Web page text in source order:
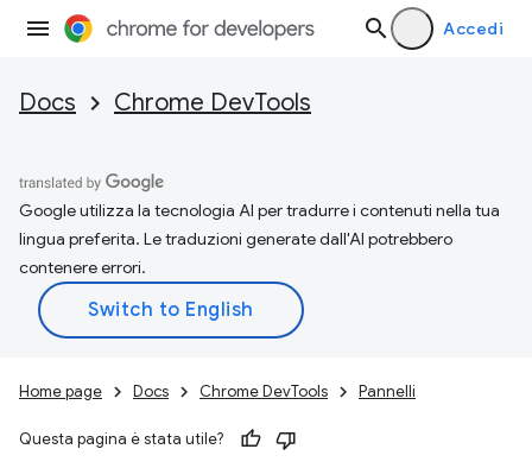
Accedi
Docs Chrome DevTools
Google utilizza la tecnologia AI per tradurre i contenuti nella tua
lingua preferita. Le traduzioni generate dall'AI potrebbero
contenere errori.
Home page Docs Chrome DevTools Pannelli
Questa pagina è stata utile?